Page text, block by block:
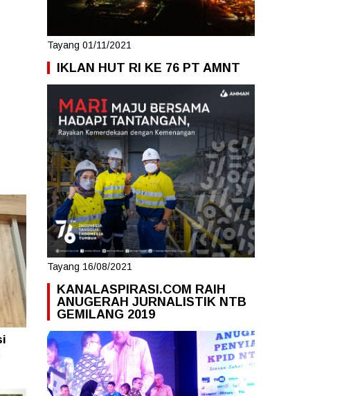
Tayang 01/11/2021
IKLAN HUT RI KE 76 PT AMNT
Tayang 16/08/2021
KANALASPIRASI.COM RAIH
ANUGERAH JURNALISTIK NTB
GEMILANG 2019